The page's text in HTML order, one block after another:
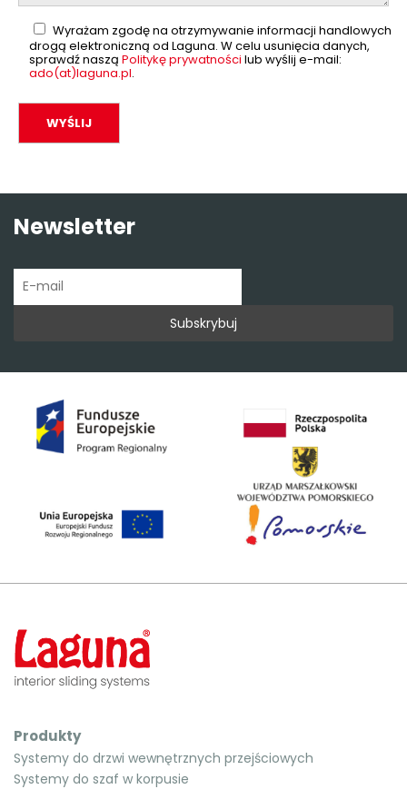
Wyrażam zgodę na otrzymywanie informacji handlowych
drogą elektroniczną od Laguna. W celu usunięcia danych,
sprawdź naszą Politykę prywatności lub wyślij e-mail:
ado(at)laguna.pl.
Newsletter
Produkty
Systemy do drzwi wewnętrznych przejściowych
Systemy do szaf w korpusie